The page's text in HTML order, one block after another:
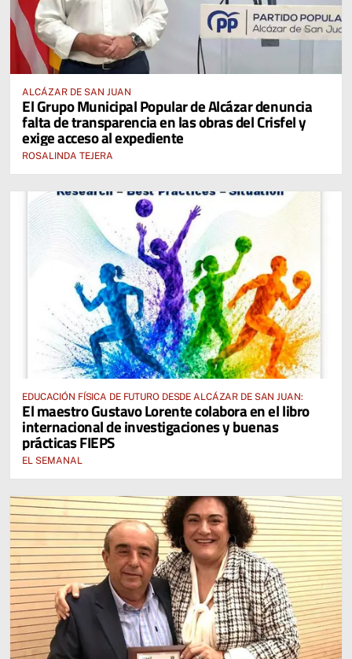
ALCÁZAR DE SAN JUAN
El Grupo Municipal Popular de Alcázar denuncia
falta de transparencia en las obras del Crisfel y
exige acceso al expediente
ROSALINDA TEJERA
EDUCACIÓN FÍSICA DE FUTURO DESDE ALCÁZAR DE SAN JUAN:
El maestro Gustavo Lorente colabora en el libro
internacional de investigaciones y buenas
prácticas FIEPS
EL SEMANAL